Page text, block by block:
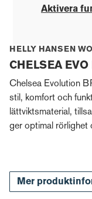
Aktivera
HELLY HANSEN
CHELSEA EVO
Chelsea Evolution
stil, komfort och
lättviktsmaterial,
ger optimal rörlighet
Mer